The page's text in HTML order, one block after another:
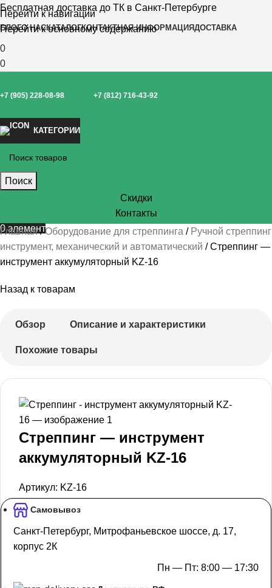
Перейти к навигации
Перейти к основному содержанию
Бесплатная доставка до ТК в Санкт-Петербурге
БЛОГО НАСКАТАЛОГКОНТАКТНАЯ ИНФОРМАЦИЯДОСТАВКА
0
0
+7 (905) 228-08-98 +7 (812) 716-43-92
КАТЕГОРИИ
Поиск
Скидки
Контакты
0элемент
Главная Оборудование для стреппинга
Ручной стреппинг
инструмент, механический и автоматический
Стреппинг —
инструмент аккумуляторный KZ-16
Назад к товарам
Обзор Описание и характеристики
Похожие товары
Стреппинг — инструмент
аккумуляторный KZ-16
Артикул: KZ-16
Самовывоз
Санкт-Петербург, Митрофаньевское шоссе, д. 17,
корпус 2К
Пн — Пт: 8:00 — 17:30